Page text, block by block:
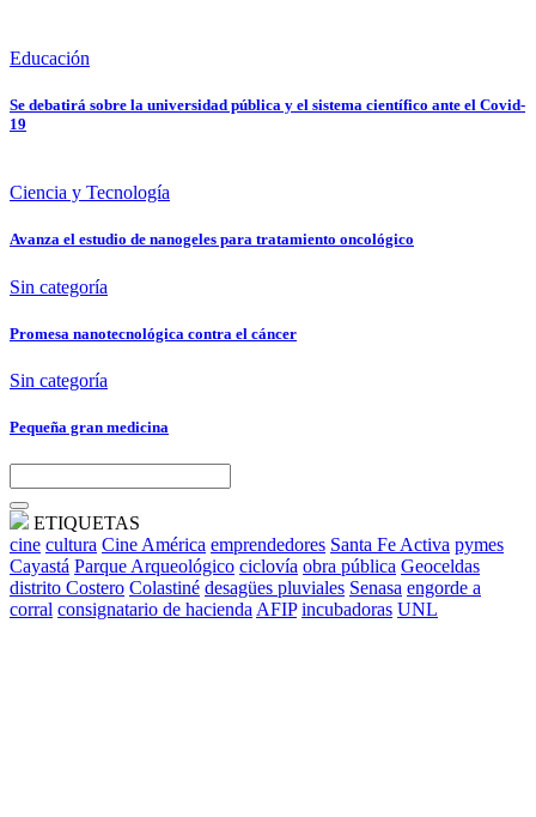
Educación
Se debatirá sobre la universidad pública y el sistema científico ante el Covid-
19
Ciencia y Tecnología
Avanza el estudio de nanogeles para tratamiento oncológico
Sin categoría
Promesa nanotecnológica contra el cáncer
Sin categoría
Pequeña gran medicina
ETIQUETAS
cine cultura Cine América emprendedores Santa Fe Activa pymes
Cayastá Parque Arqueológico ciclovía obra pública Geoceldas
distrito Costero Colastiné desagües pluviales Senasa engorde a
corral consignatario de hacienda AFIP incubadoras UNL